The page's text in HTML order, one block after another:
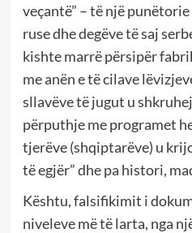
veçantë” – të një
ruse dhe degëve të saj
kishte marrë përsipër
me anën e të cilave
sllavëve të jugut u
përputhje me programet
tjerëve (shqiptarëve) u
të egjër” dhe pa histori,
Kështu, falsifikimit i
niveleve më të larta, nga